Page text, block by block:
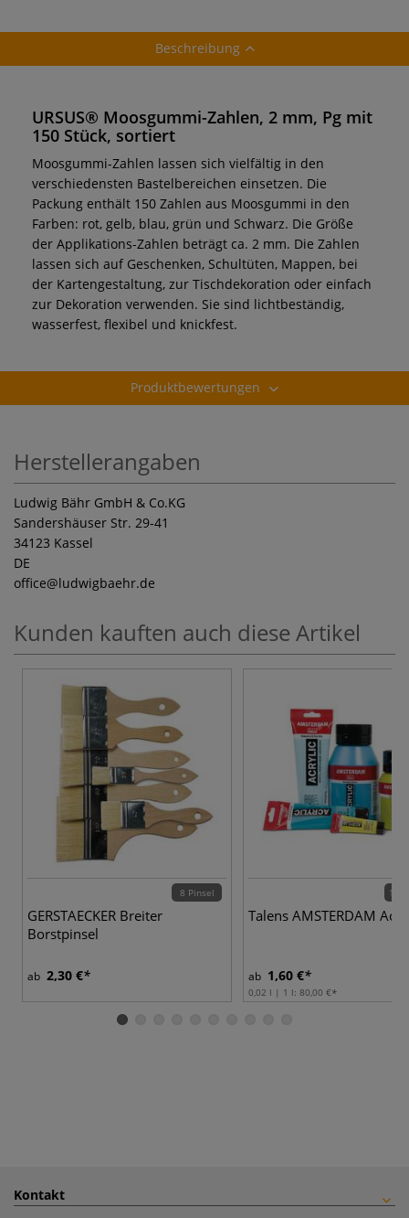
Beschreibung
URSUS® Moosgummi-Zahlen, 2 mm, Pg mit
150 Stück, sortiert
Moosgummi-Zahlen lassen sich vielfältig in den
verschiedensten Bastelbereichen einsetzen. Die
Packung enthält 150 Zahlen aus Moosgummi in den
Farben: rot, gelb, blau, grün und Schwarz. Die Größe
der Applikations-Zahlen beträgt ca. 2 mm. Die Zahlen
lassen sich auf Geschenken, Schultüten, Mappen, bei
der Kartengestaltung, zur Tischdekoration oder einfach
zur Dekoration verwenden. Sie sind lichtbeständig,
wasserfest, flexibel und knickfest.
Produktbewertungen
Herstellerangaben
Ludwig Bähr GmbH & Co.KG
Sandershäuser Str. 29-41
34123 Kassel
DE
office@ludwigbaehr.de
Kunden kauften auch diese Artikel
8 Pinsel
GERSTAECKER Breiter
Borstpinsel
ab 2,30 €
102
Talens AMSTERDAM
ab 1,60 €
0,02 l | 1 l: 80,00 €
Kontakt